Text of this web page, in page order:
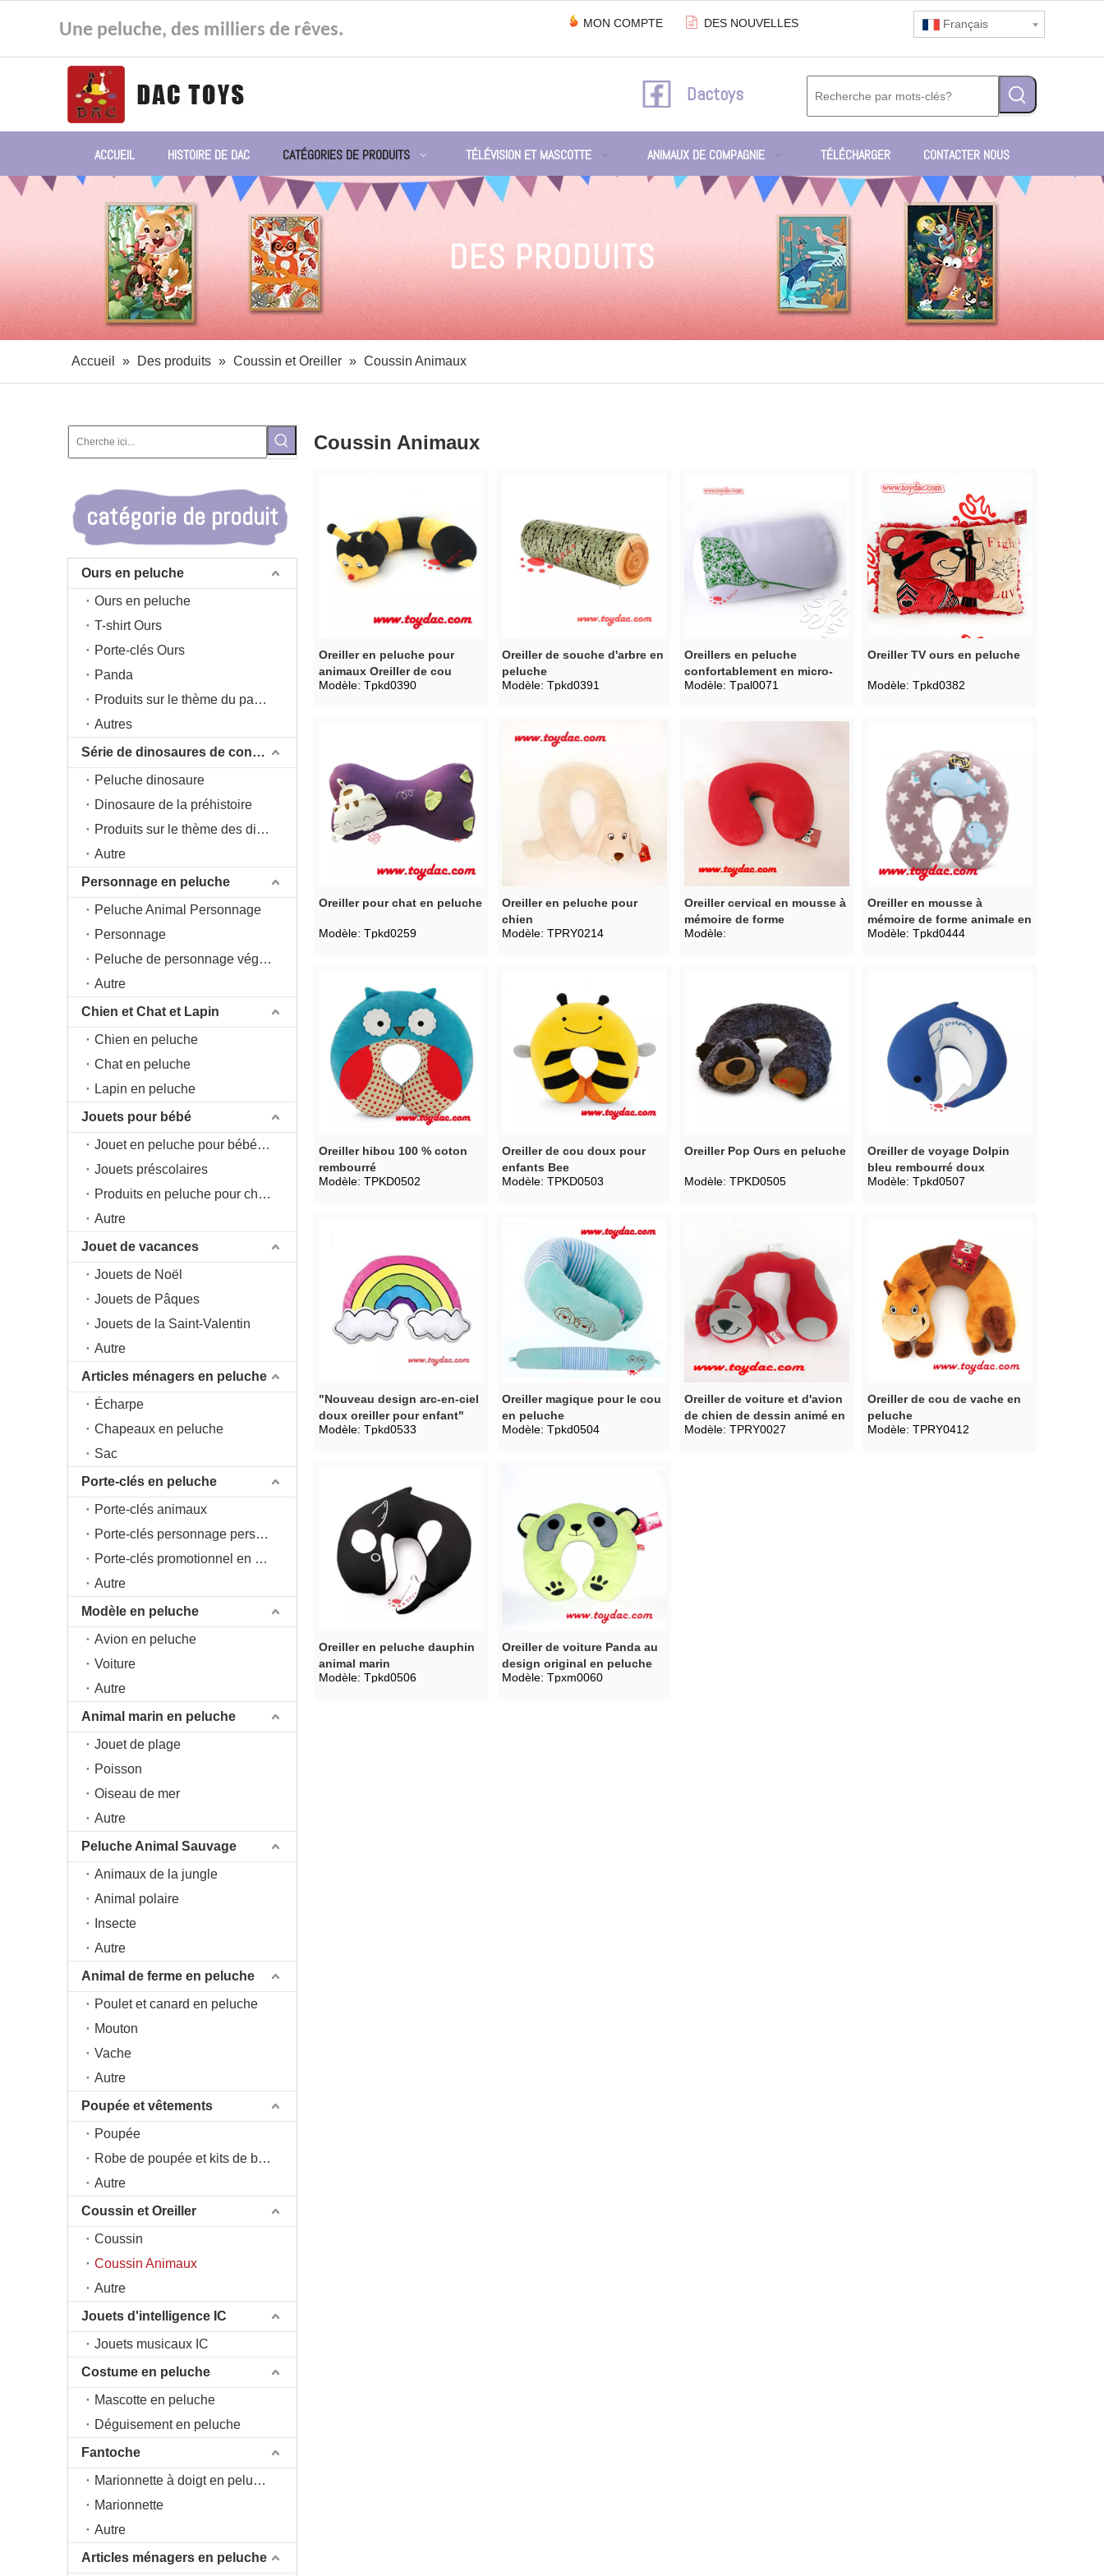
Une peluche, des milliers de rêves. MON COMPTE  DES NOUVELLES Français
Dactoys
ACCUEIL HISTOIRE DE DAC CATÉGORIES DE PRODUITS TÉLÉVISION ET MASCOTTE ANIMAUX DE COMPAGNIE TÉLÉCHARGER CONTACTER NOUS
DES PRODUITS
Accueil » Des produits » Coussin et Oreiller » Coussin Animaux
catégorie de produit
Ours en peluche
Ours en peluche
T-shirt Ours
Porte-clés Ours
Panda
Produits sur le thème du panda
Autres
Série de dinosaures de conception originale DAC
Peluche dinosaure
Dinosaure de la préhistoire
Produits sur le thème des dinosaures
Autre
Personnage en peluche
Peluche Animal Personnage
Personnage
Peluche de personnage végétal
Autre
Chien et Chat et Lapin
Chien en peluche
Chat en peluche
Lapin en peluche
Jouets pour bébé
Jouet en peluche pour bébé 0+
Jouets préscolaires
Produits en peluche pour chambre d'enfant
Autre
Jouet de vacances
Jouets de Noël
Jouets de Pâques
Jouets de la Saint-Valentin
Autre
Articles ménagers en peluche
Écharpe
Chapeaux en peluche
Sac
Porte-clés en peluche
Porte-clés animaux
Porte-clés personnage personnage
Porte-clés promotionnel en peluche
Autre
Modèle en peluche
Avion en peluche
Voiture
Autre
Animal marin en peluche
Jouet de plage
Poisson
Oiseau de mer
Autre
Peluche Animal Sauvage
Animaux de la jungle
Animal polaire
Insecte
Autre
Animal de ferme en peluche
Poulet et canard en peluche
Mouton
Vache
Autre
Poupée et vêtements
Poupée
Robe de poupée et kits de bricolage
Autre
Coussin et Oreiller
Coussin
Coussin Animaux
Autre
Jouets d'intelligence IC
Jouets musicaux IC
Costume en peluche
Mascotte en peluche
Déguisement en peluche
Fantoche
Marionnette à doigt en peluche
Marionnette
Autre
Articles ménagers en peluche
Coussin Animaux
Oreiller en peluche pour
animaux Oreiller de cou
d'abeille
Modèle: Tpkd0390
Oreiller de souche d'arbre en
peluche
Modèle: Tpkd0391
Oreillers en peluche
confortablement en micro-
mousse
Modèle: Tpal0071
Oreiller TV ours en peluche
Modèle: Tpkd0382
Oreiller pour chat en peluche
Modèle: Tpkd0259
Oreiller en peluche pour
chien
Modèle: TPRY0214
Oreiller cervical en mousse à
mémoire de forme
Modèle:
Oreiller en mousse à
mémoire de forme animale en
peluche
Modèle: Tpkd0444
Oreiller hibou 100 % coton
rembourré
Modèle: TPKD0502
Oreiller de cou doux pour
enfants Bee
Modèle: TPKD0503
Oreiller Pop Ours en peluche
Modèle: TPKD0505
Oreiller de voyage Dolpin
bleu rembourré doux
Modèle: Tpkd0507
"Nouveau design arc-en-ciel
doux oreiller pour enfant"
Modèle: Tpkd0533
Oreiller magique pour le cou
en peluche
Modèle: Tpkd0504
Oreiller de voiture et d'avion
de chien de dessin animé en
peluche
Modèle: TPRY0027
Oreiller de cou de vache en
peluche
Modèle: TPRY0412
Oreiller en peluche dauphin
animal marin
Modèle: Tpkd0506
Oreiller de voiture Panda au
design original en peluche
Modèle: Tpxm0060